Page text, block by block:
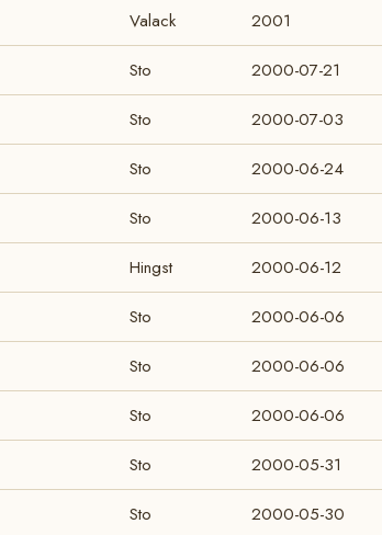
Valack 2001
Sto 2000-07-21
Sto 2000-07-03
Sto 2000-06-24
Sto 2000-06-13
Hingst 2000-06-12
Sto 2000-06-06
Sto 2000-06-06
Sto 2000-06-06
Sto 2000-05-31
Sto 2000-05-30